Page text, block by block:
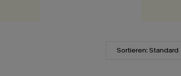
Sortieren: Standard